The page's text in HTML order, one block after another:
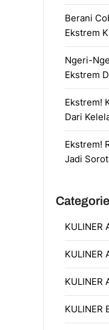
Berani
Ekstrem
Ngeri-
Ekstrem
Ekstrem!
Dari
Ekstrem!
Jadi
KULINER
KULINER
KULINER
KULINER